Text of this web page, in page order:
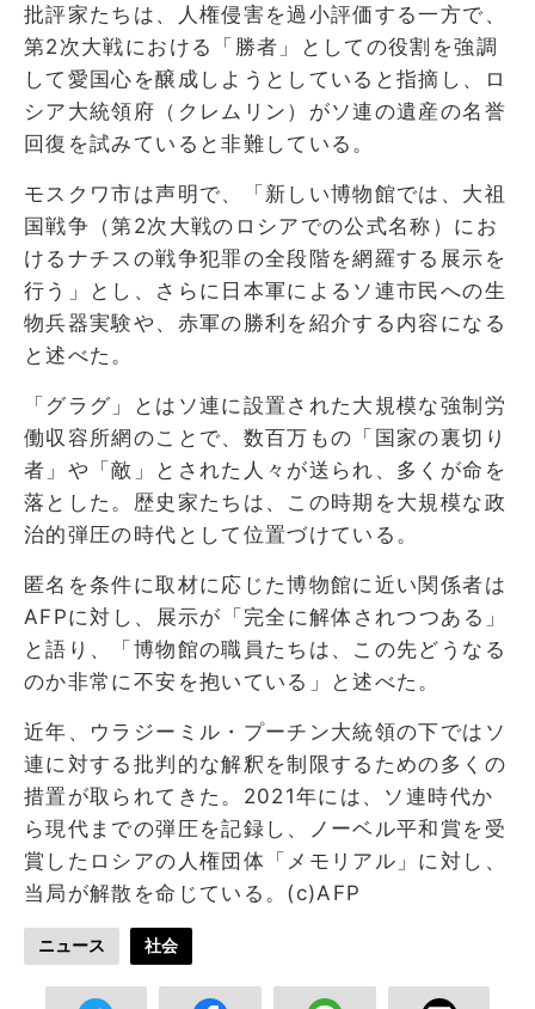
批評家たちは、人権侵害を過小評価する一方で、
第2次大戦における「勝者」としての役割を強調
して愛国心を醸成しようとしていると指摘し、ロ
シア大統領府（クレムリン）がソ連の遺産の名誉
回復を試みていると非難している。
モスクワ市は声明で、「新しい博物館では、大祖
国戦争（第2次大戦のロシアでの公式名称）にお
けるナチスの戦争犯罪の全段階を網羅する展示を
行う」とし、さらに日本軍によるソ連市民への生
物兵器実験や、赤軍の勝利を紹介する内容になる
と述べた。
「グラグ」とはソ連に設置された大規模な強制労
働収容所網のことで、数百万もの「国家の裏切り
者」や「敵」とされた人々が送られ、多くが命を
落とした。歴史家たちは、この時期を大規模な政
治的弾圧の時代として位置づけている。
匿名を条件に取材に応じた博物館に近い関係者は
AFPに対し、展示が「完全に解体されつつある」
と語り、「博物館の職員たちは、この先どうなる
のか非常に不安を抱いている」と述べた。
近年、ウラジーミル・プーチン大統領の下ではソ
連に対する批判的な解釈を制限するための多くの
措置が取られてきた。2021年には、ソ連時代か
ら現代までの弾圧を記録し、ノーベル平和賞を受
賞したロシアの人権団体「メモリアル」に対し、
当局が解散を命じている。(c)AFP
ニュース 社会